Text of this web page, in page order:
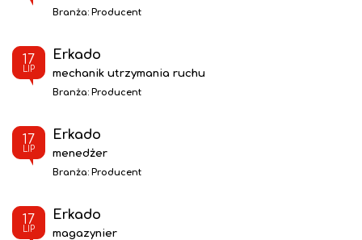
Branża: Producent
17
LIP
Erkado
mechanik utrzymania ruchu
Branża: Producent
17
LIP
Erkado
menedżer
Branża: Producent
17
LIP
Erkado
magazynier